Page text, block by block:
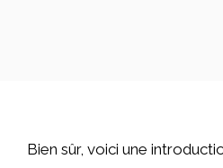
Bien sûr, voici une